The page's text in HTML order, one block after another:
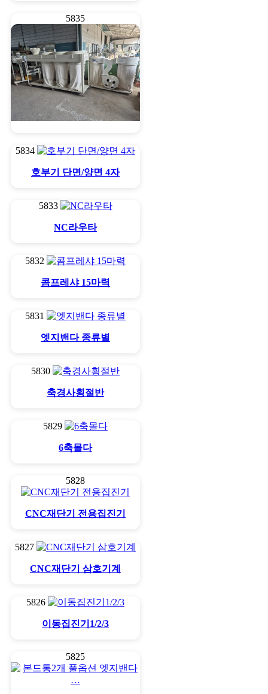
5835
5834
호부기 단면/양면 4자
5833
NC라우타
5832
콤프레샤 15마력
5831
엣지밴다 종류별
5830
축경사횡절반
5829
6축몰다
5828
CNC재단기 전용집진기
5827
CNC재단기 삼호기계
5826
이동집진기1/2/3
5825